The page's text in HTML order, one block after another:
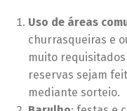
Uso de áreas
churrasqueiras e
muito requisitados
reservas sejam
mediante sorteio.